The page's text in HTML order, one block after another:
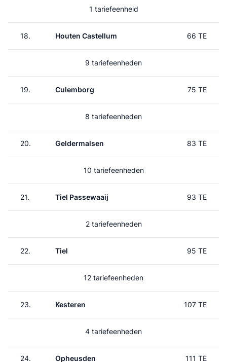
1 tariefeenheid
18. Houten Castellum 66 TE
9 tariefeenheden
19. Culemborg 75 TE
8 tariefeenheden
20. Geldermalsen 83 TE
10 tariefeenheden
21. Tiel Passewaaij 93 TE
2 tariefeenheden
22. Tiel 95 TE
12 tariefeenheden
23. Kesteren 107 TE
4 tariefeenheden
24. Opheusden 111 TE